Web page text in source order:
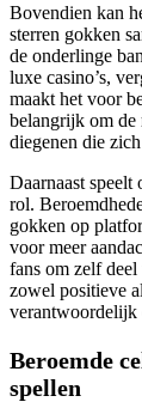
Bovendien kan
sterren gokken
de onderlinge
luxe casino’s,
maakt het voor
belangrijk om de
diegenen die
Daarnaast
rol.
gokken op
voor meer
fans om zelf
zowel positieve
verantwoordelijk
Beroemde
spellen